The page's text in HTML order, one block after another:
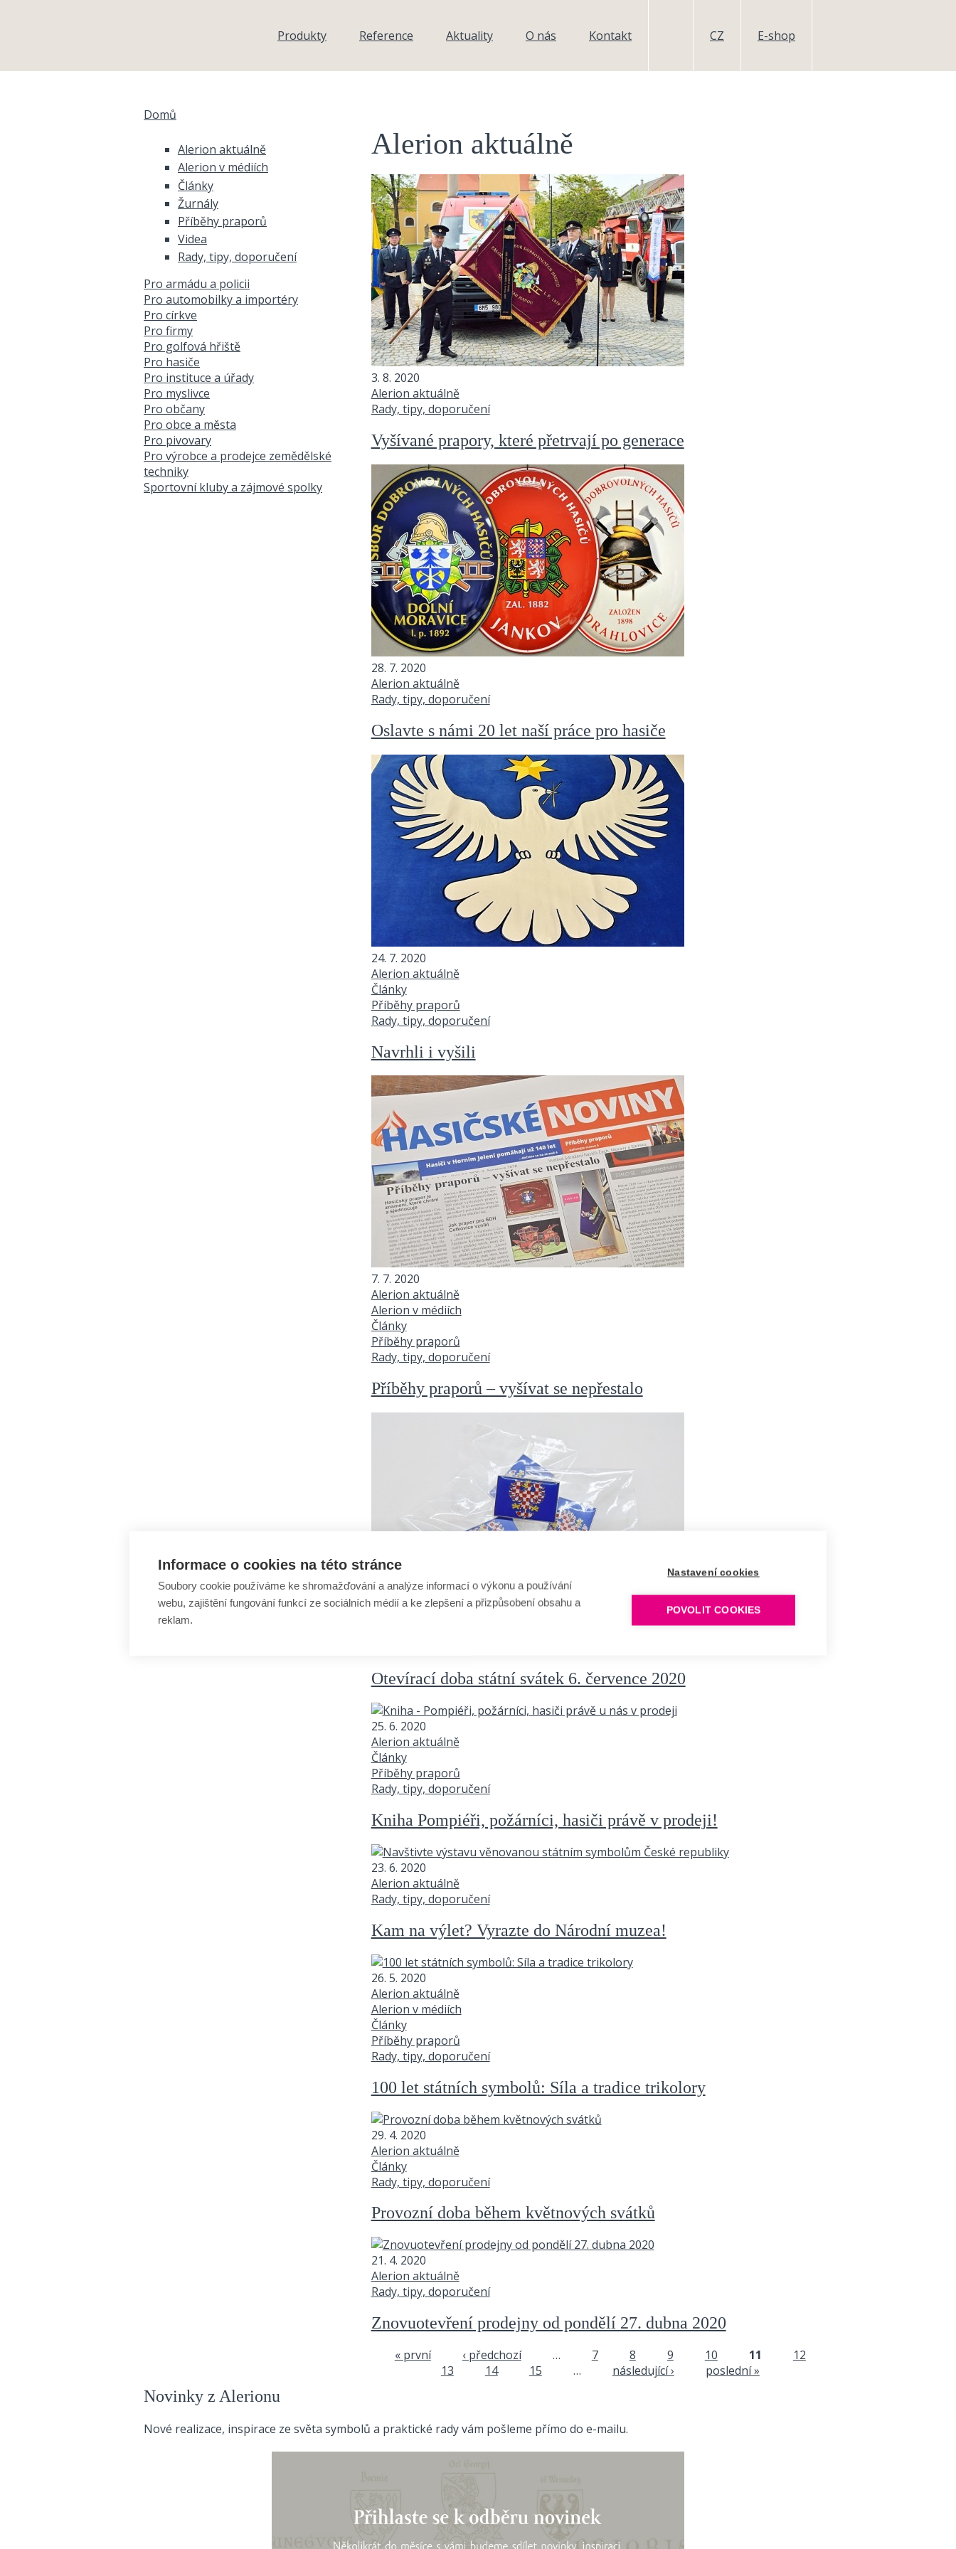
Produkty
Reference Aktuality O nás Kontakt CZ E-shop
Domů
Alerion aktuálně
3. 8. 2020
Alerion aktuálně
Rady, tipy, doporučení
Vyšívané prapory, které přetrvají po generace
28. 7. 2020
Alerion aktuálně
Rady, tipy, doporučení
Oslavte s námi 20 let naší práce pro hasiče
24. 7. 2020
Alerion aktuálně
Články
Příběhy praporů
Rady, tipy, doporučení
Navrhli i vyšili
7. 7. 2020
Alerion aktuálně
Alerion v médiích
Články
Příběhy praporů
Rady, tipy, doporučení
Příběhy praporů – vyšívat se nepřestalo
Otevírací doba státní svátek 6. července 2020
25. 6. 2020
Alerion aktuálně
Články
Příběhy praporů
Rady, tipy, doporučení
Kniha Pompiéři, požárníci, hasiči právě v prodeji!
23. 6. 2020
Alerion aktuálně
Rady, tipy, doporučení
Kam na výlet? Vyrazte do Národní muzea!
26. 5. 2020
Alerion aktuálně
Alerion v médiích
Články
Příběhy praporů
Rady, tipy, doporučení
100 let státních symbolů: Síla a tradice trikolory
29. 4. 2020
Alerion aktuálně
Články
Rady, tipy, doporučení
Provozní doba během květnových svátků
21. 4. 2020
Alerion aktuálně
Rady, tipy, doporučení
Znovuotevření prodejny od pondělí 27. dubna 2020
« první ‹ předchozí … 7 8 9 10 11
12
13
14 15 … následující › poslední »
Alerion aktuálně
Alerion v médiích
Články
Žurnály
Příběhy praporů
Videa
Rady, tipy, doporučení
Pro armádu a policii
Pro automobilky a importéry
Pro církve
Pro firmy
Pro golfová hřiště
Pro hasiče
Pro instituce a úřady
Pro myslivce
Pro občany
Pro obce a města
Pro pivovary
Pro výrobce a prodejce zemědělské
techniky
Sportovní kluby a zájmové spolky
Novinky z Alerionu
Nové realizace, inspirace ze světa symbolů a praktické rady vám pošleme přímo do e-mailu.
Informace o cookies na této stránce
Soubory cookie používáme ke shromažďování a analýze informací o výkonu a používání
webu, zajištění fungování funkcí ze sociálních médií a ke zlepšení a přizpůsobení obsahu a
reklam.
Nastavení cookies
POVOLIT COOKIES